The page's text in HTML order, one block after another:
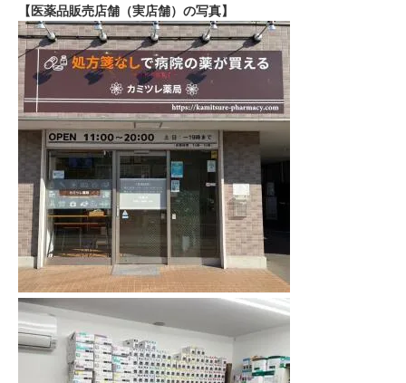
【医薬品販売店舗（実店舗）の写真】